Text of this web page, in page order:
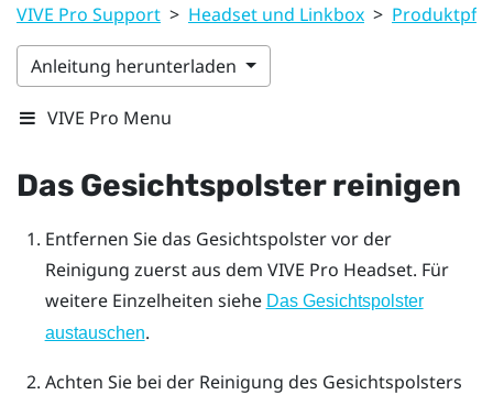
VIVE Pro Support > Headset und Linkbox >
Anleitung herunterladen
VIVE Pro Menu
Das Gesichtspolster reinigen
Entfernen Sie das Gesichtspolster vor der
Reinigung zuerst aus dem VIVE Pro Headset. Für
weitere Einzelheiten siehe Das Gesichtspolster
austauschen.
Achten Sie bei der Reinigung des Gesichtspolsters